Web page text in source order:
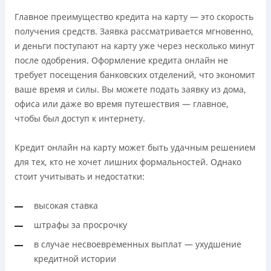
Главное преимущество кредита на карту — это скорость
получения средств. Заявка рассматривается мгновенно,
и деньги поступают на карту уже через несколько минут
после одобрения. Оформление кредита онлайн не
требует посещения банковских отделений, что экономит
ваше время и силы. Вы можете подать заявку из дома,
офиса или даже во время путешествия — главное,
чтобы был доступ к интернету.
Кредит онлайн на карту может быть удачным решением
для тех, кто не хочет лишних формальностей. Однако
стоит учитывать и недостатки:
высокая ставка
штрафы за просрочку
в случае несвоевременных выплат — ухудшение
кредитной истории